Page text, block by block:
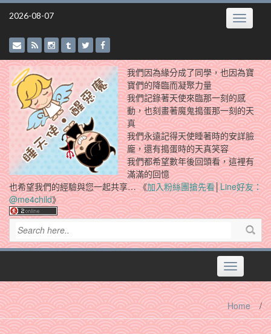
Skip
2026-08-07 Toggle
我們因為緣分成了同學，也因為寶
寶們的降臨而凝聚力量
我們記錄著天使來臨那一刻的感
動，也刻畫著魔鬼搗蛋那一刻的天
真
我們永遠記得天使睡著時的安詳臉
龐，還有搗蛋時的天真笑容
我們都希望數年後回頭看，這裡有
滿滿的回憶
也希望我們的經驗與您一起共享… 《加入粉絲團搶先看│Line好友：
@me4child》
Toggle
navigation
Home /